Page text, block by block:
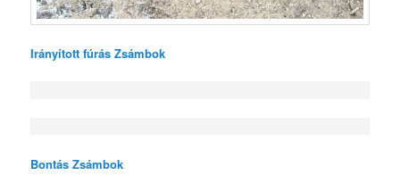
Irányított fúrás Zsámbok
Bontás Zsámbok